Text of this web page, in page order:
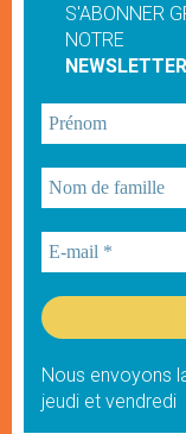
S'ABONNER
NOTRE
Nous envoyons
jeudi et vendredi